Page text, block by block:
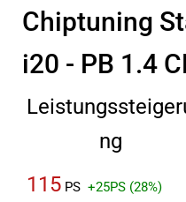
Chiptuning
i20 - PB 1.4
ng
115 PS +25PS (28%)